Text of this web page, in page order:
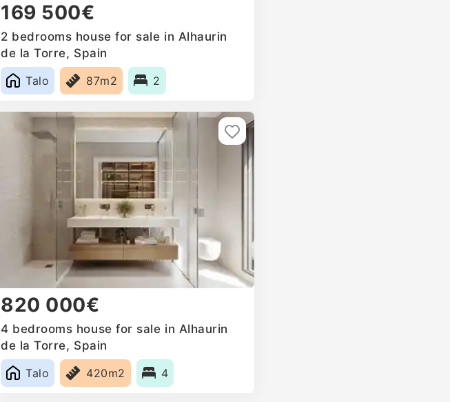
169 500€
2 bedrooms house for sale in Alhaurin
de la Torre, Spain
Talo
87m2 2
820 000€
4 bedrooms house for sale in Alhaurin
de la Torre, Spain
Talo
420m2 4